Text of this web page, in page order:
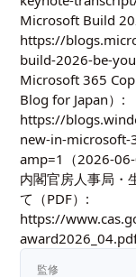
Microsoft Build
https://
build-2026-be-
Microsoft 365
Blog for Japan）:
https://
new-in-
amp=1 （2026-
内閣官房人事局・
て（PDF）:
https://
監修